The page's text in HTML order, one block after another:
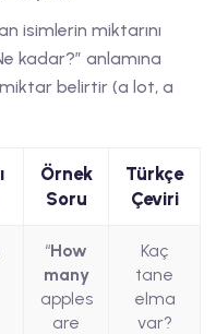
isimlerin miktarını
kadar?” anlamına
belirtir (a lot, a
Örnek
Soru
Türkçe
Çeviri
“How
many
apples
are
Kaç
tane
elma
var?